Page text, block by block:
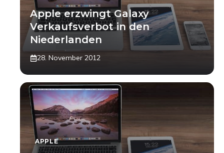
Apple erzwingt Galaxy
Verkaufsverbot in den
Niederlanden
28. November 2012
APPLE